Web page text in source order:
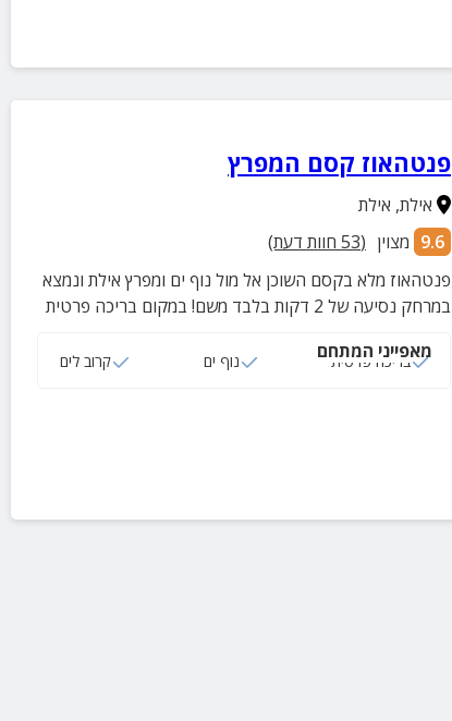
פנטהאוז קסם המפרץ
אילת, אילת
9.6 מצוין (
53 חוות דעת)
פנטהאוז מלא בקסם השוכן אל מול נוף ים ומפרץ אילת ונמצא
במרחק נסיעה של 2 דקות בלבד משם! במקום בריכה פרטית
מאפייני המתחם
בריכה פרטית נוף ים קרוב לים